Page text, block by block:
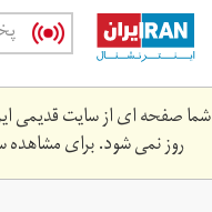
Skip
main
content
شما صفحه ای از سایت قدیمی
روز نمی شود. برای مشاهده